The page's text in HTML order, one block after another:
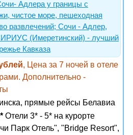
Адлера у границы с
чистое море, пешеходная
развлечений; Сочи - Адлер,
(Имеретинский) - лучший
Кавказа
, Цена за 7 ночей в отеле
Дополнительно -
прямые рейсы Белавиа
Отели 3* - 5* на курорте
Парк Отель", "Bridge Resort",